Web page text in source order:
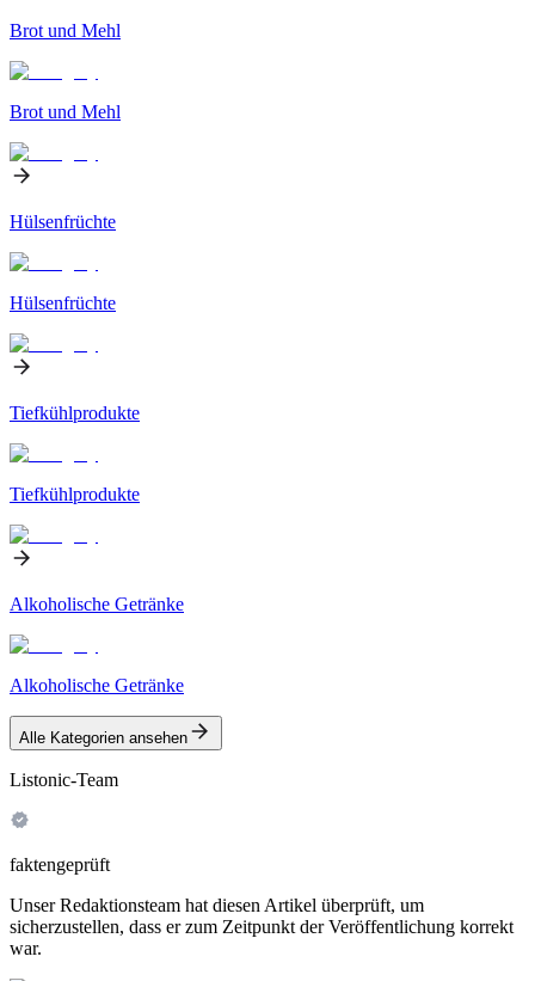
Brot und Mehl
Brot und Mehl
Hülsenfrüchte
Hülsenfrüchte
Tiefkühlprodukte
Tiefkühlprodukte
Alkoholische Getränke
Alkoholische Getränke
Alle Kategorien ansehen
Listonic-Team
faktengeprüft
Unser Redaktionsteam hat diesen Artikel überprüft, um
sicherzustellen, dass er zum Zeitpunkt der Veröffentlichung korrekt
war.